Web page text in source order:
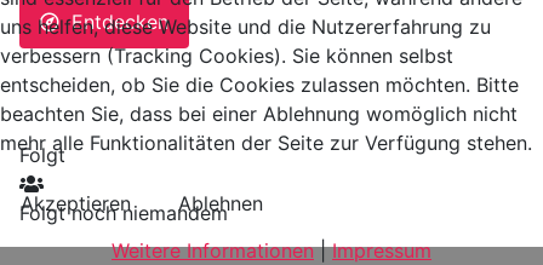
Entdecken
Folgt
Folgt noch niemandem
uns helfen, diese Website und die Nutzererfahrung zu
verbessern (Tracking Cookies). Sie können selbst
entscheiden, ob Sie die Cookies zulassen möchten. Bitte
beachten Sie, dass bei einer Ablehnung womöglich nicht
mehr alle Funktionalitäten der Seite zur Verfügung stehen.
Akzeptieren
Ablehnen
Weitere Informationen|Impressum